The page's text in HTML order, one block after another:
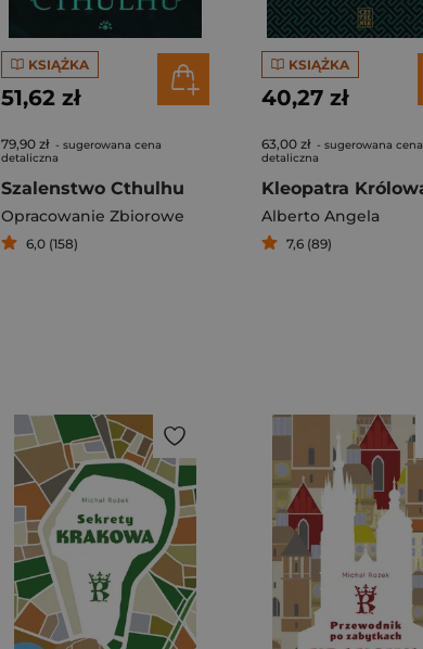
KSIĄŻKA
51,62 zł
79,90 zł - sugerowana cena
detaliczna
Szalenstwo Cthulhu
Opracowanie Zbiorowe
6,0 (158)
KSIĄŻKA
40,27 zł
63,00 zł - sugerowana cena
detaliczna
Alberto Angela
7,6 (89)